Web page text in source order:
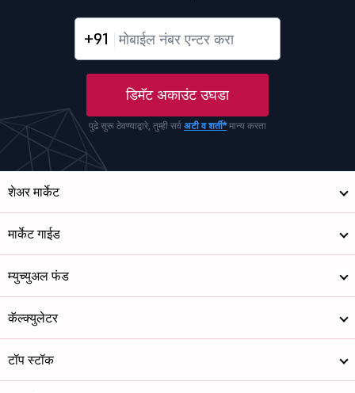
+91
डिमॅट अकाउंट उघडा
पुढे सुरू ठेवण्याद्वारे, तुम्ही सर्व अटी व शर्ती*मान्य करता
शेअर मार्केट
मार्केट गाईड
म्युच्युअल फंड
कॅल्क्युलेटर
टॉप स्टॉक